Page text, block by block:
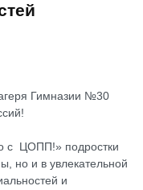
Гимназии №30
с ЦОПП!» подростки
но и в увлекательной
и